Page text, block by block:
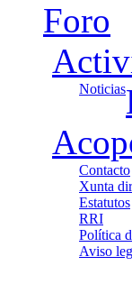
Foro
Noticias
Contacto
Xunta
Estatutos
RRI
Política
Aviso